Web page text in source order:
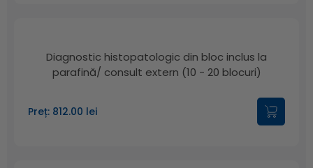
Diagnostic histopatologic din bloc inclus la
parafină/ consult extern (10 - 20 blocuri)
Preț: 812.00 lei